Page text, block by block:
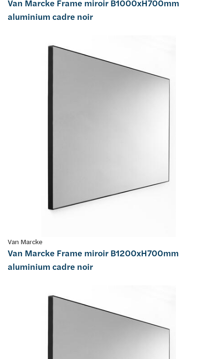
Van Marcke Frame miroir B1000xH700mm
aluminium cadre noir
Van Marcke
Van Marcke Frame miroir B1200xH700mm
aluminium cadre noir